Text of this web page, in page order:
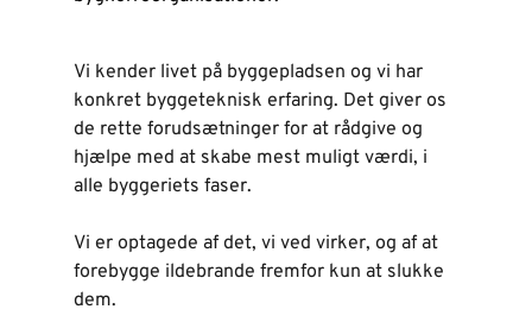
Vi kender livet på byggepladsen og vi har
konkret byggeteknisk erfaring. Det giver os
de rette forudsætninger for at rådgive og
hjælpe med at skabe mest muligt værdi, i
alle byggeriets faser.
Vi er optagede af det, vi ved virker, og af at
forebygge ildebrande fremfor kun at slukke
dem.